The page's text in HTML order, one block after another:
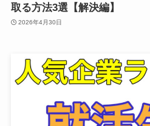
取る方法3選【解決編】
2026年4月30日